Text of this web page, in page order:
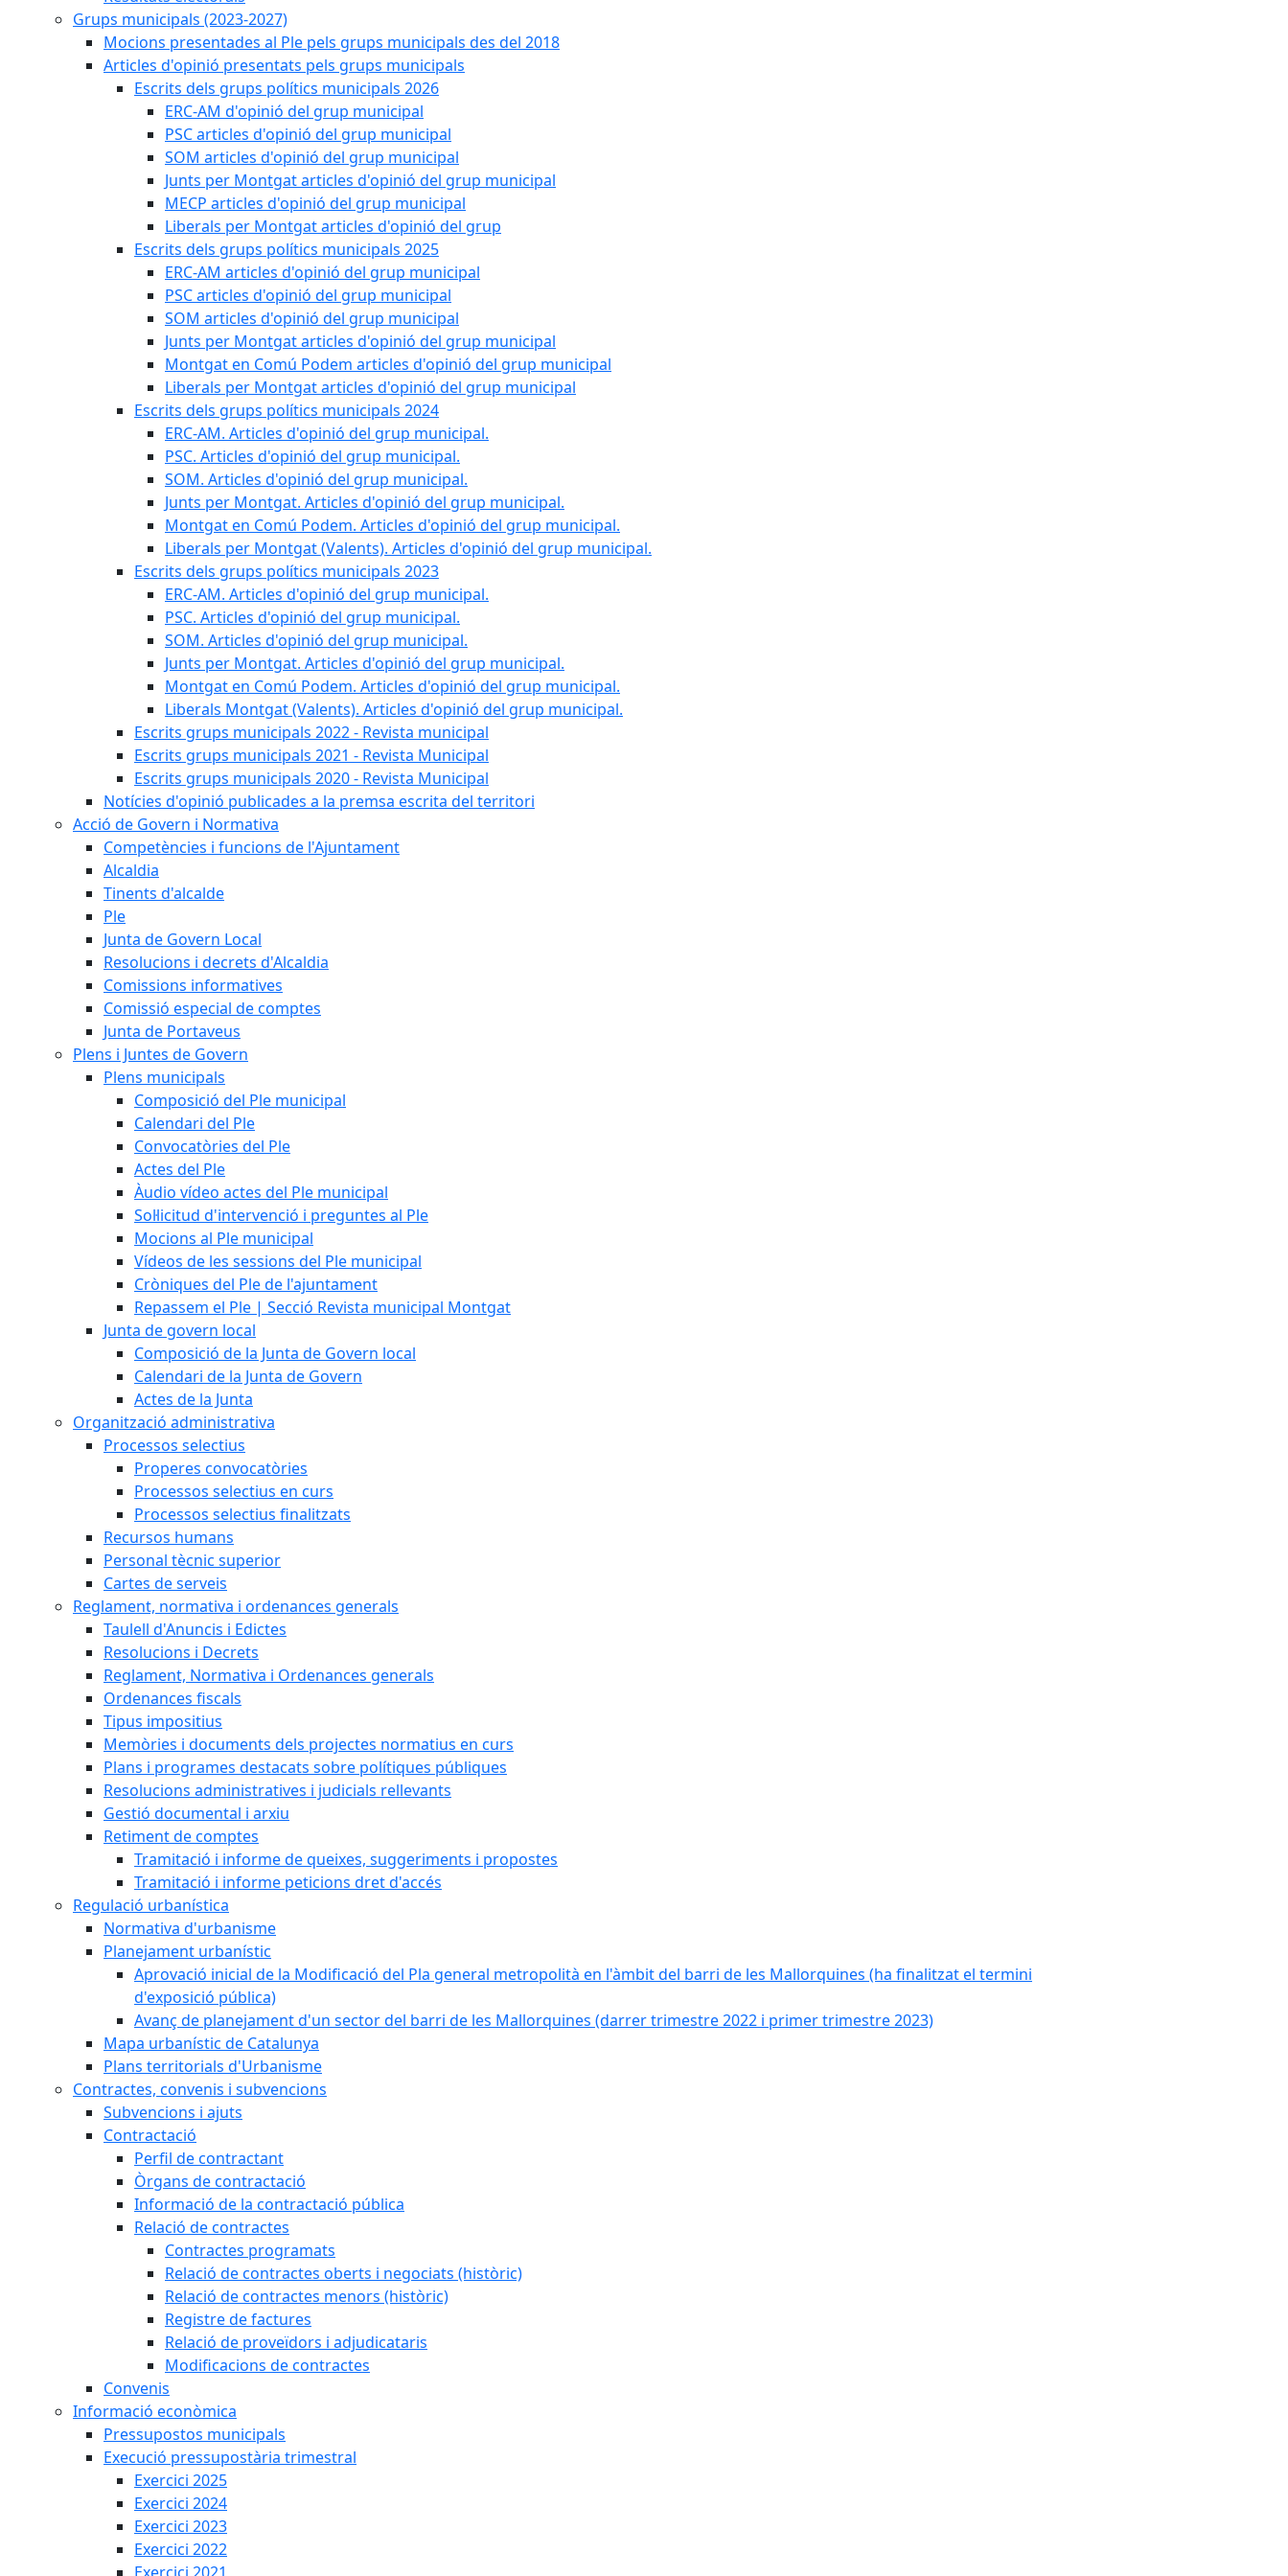
Grups municipals (2023-2027)
Mocions presentades al Ple pels grups municipals des del 2018
Articles d'opinió presentats pels grups municipals
Escrits dels grups polítics municipals 2026
ERC-AM d'opinió del grup municipal
PSC articles d'opinió del grup municipal
SOM articles d'opinió del grup municipal
Junts per Montgat articles d'opinió del grup municipal
MECP articles d'opinió del grup municipal
Liberals per Montgat articles d'opinió del grup
Escrits dels grups polítics municipals 2025
ERC-AM articles d'opinió del grup municipal
PSC articles d'opinió del grup municipal
SOM articles d'opinió del grup municipal
Junts per Montgat articles d'opinió del grup municipal
Montgat en Comú Podem articles d'opinió del grup municipal
Liberals per Montgat articles d'opinió del grup municipal
Escrits dels grups polítics municipals 2024
ERC-AM. Articles d'opinió del grup municipal.
PSC. Articles d'opinió del grup municipal.
SOM. Articles d'opinió del grup municipal.
Junts per Montgat. Articles d'opinió del grup municipal.
Montgat en Comú Podem. Articles d'opinió del grup municipal.
Liberals per Montgat (Valents). Articles d'opinió del grup municipal.
Escrits dels grups polítics municipals 2023
ERC-AM. Articles d'opinió del grup municipal.
PSC. Articles d'opinió del grup municipal.
SOM. Articles d'opinió del grup municipal.
Junts per Montgat. Articles d'opinió del grup municipal.
Montgat en Comú Podem. Articles d'opinió del grup municipal.
Liberals Montgat (Valents). Articles d'opinió del grup municipal.
Escrits grups municipals 2022 - Revista municipal
Escrits grups municipals 2021 - Revista Municipal
Escrits grups municipals 2020 - Revista Municipal
Notícies d'opinió publicades a la premsa escrita del territori
Acció de Govern i Normativa
Competències i funcions de l'Ajuntament
Alcaldia
Tinents d'alcalde
Ple
Junta de Govern Local
Resolucions i decrets d'Alcaldia
Comissions informatives
Comissió especial de comptes
Junta de Portaveus
Plens i Juntes de Govern
Plens municipals
Composició del Ple municipal
Calendari del Ple
Convocatòries del Ple
Actes del Ple
Àudio vídeo actes del Ple municipal
Sol·licitud d'intervenció i preguntes al Ple
Mocions al Ple municipal
Vídeos de les sessions del Ple municipal
Cròniques del Ple de l'ajuntament
Repassem el Ple | Secció Revista municipal Montgat
Junta de govern local
Composició de la Junta de Govern local
Calendari de la Junta de Govern
Actes de la Junta
Organització administrativa
Processos selectius
Properes convocatòries
Processos selectius en curs
Processos selectius finalitzats
Recursos humans
Personal tècnic superior
Cartes de serveis
Reglament, normativa i ordenances generals
Taulell d'Anuncis i Edictes
Resolucions i Decrets
Reglament, Normativa i Ordenances generals
Ordenances fiscals
Tipus impositius
Memòries i documents dels projectes normatius en curs
Plans i programes destacats sobre polítiques públiques
Resolucions administratives i judicials rellevants
Gestió documental i arxiu
Retiment de comptes
Tramitació i informe de queixes, suggeriments i propostes
Tramitació i informe peticions dret d'accés
Regulació urbanística
Normativa d'urbanisme
Planejament urbanístic
Aprovació inicial de la Modificació del Pla general metropolità en l'àmbit del barri de les Mallorquines (ha finalitzat el termini
d'exposició pública)
Avanç de planejament d'un sector del barri de les Mallorquines (darrer trimestre 2022 i primer trimestre 2023)
Mapa urbanístic de Catalunya
Plans territorials d'Urbanisme
Contractes, convenis i subvencions
Subvencions i ajuts
Contractació
Perfil de contractant
Òrgans de contractació
Informació de la contractació pública
Relació de contractes
Contractes programats
Relació de contractes oberts i negociats (històric)
Relació de contractes menors (històric)
Registre de factures
Relació de proveïdors i adjudicataris
Modificacions de contractes
Convenis
Informació econòmica
Pressupostos municipals
Execució pressupostària trimestral
Exercici 2025
Exercici 2024
Exercici 2023
Exercici 2022